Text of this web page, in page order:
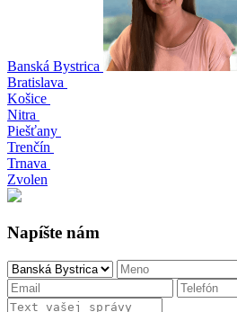
Banská Bystrica
Bratislava
Košice
Nitra
Piešťany
Trenčín
Trnava
Zvolen
Napíšte nám